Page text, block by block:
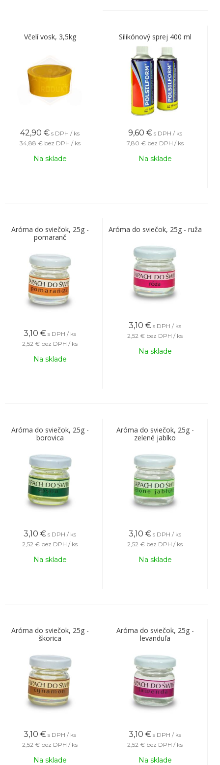
Včelí vosk, 3,5kg
42,90 € s DPH / ks
34,88 € bez DPH / ks
Na sklade
Silikónový sprej 400 ml
9,60 € s DPH / ks
7,80 € bez DPH / ks
Na sklade
Aróma do sviečok, 25g -
pomaranč
3,10 € s DPH / ks
2,52 € bez DPH / ks
Na sklade
Aróma do sviečok, 25g - ruža
3,10 € s DPH / ks
2,52 € bez DPH / ks
Na sklade
Aróma do sviečok, 25g -
borovica
3,10 € s DPH / ks
2,52 € bez DPH / ks
Na sklade
Aróma do sviečok, 25g -
zelené jablko
3,10 € s DPH / ks
2,52 € bez DPH / ks
Na sklade
Aróma do sviečok, 25g -
škorica
3,10 € s DPH / ks
2,52 € bez DPH / ks
Na sklade
Aróma do sviečok, 25g -
levanduľa
3,10 € s DPH / ks
2,52 € bez DPH / ks
Na sklade